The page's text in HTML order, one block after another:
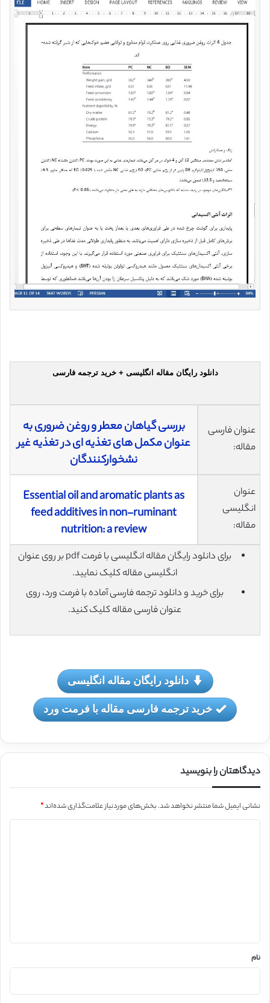
دانلود رایگان مقاله انگلیسی + خرید ترجمه فارسی
عنوان فارسی
مقاله:
بررسی گیاهان معطر و روغن ضروری به
عنوان مکمل های تغذیه ای در تغذیه غیر
نشخوارکنندگان
عنوان
انگلیسی
مقاله:
Essential oil and aromatic plants as
feed additives in non-ruminant
nutrition: a review
برای دانلود رایگان مقاله انگلیسی با فرمت pdf بر روی عنوان
انگلیسی مقاله کلیک نمایید.
برای خرید و دانلود ترجمه فارسی آماده با فرمت ورد، روی
عنوان فارسی مقاله کلیک کنید.
دانلود رایگان مقاله انگلیسی
خرید ترجمه فارسی مقاله با فرمت ورد
دیدگاهتان را بنویسید
نشانی ایمیل شما منتشر نخواهد شد.بخش‌های موردنیاز علامت‌گذاری شده‌اند*
نام